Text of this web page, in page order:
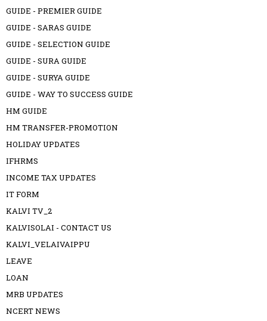
GUIDE - PREMIER GUIDE
GUIDE - SARAS GUIDE
GUIDE - SELECTION GUIDE
GUIDE - SURA GUIDE
GUIDE - SURYA GUIDE
GUIDE - WAY TO SUCCESS GUIDE
HM GUIDE
HM TRANSFER-PROMOTION
HOLIDAY UPDATES
IFHRMS
INCOME TAX UPDATES
IT FORM
KALVI TV_2
KALVISOLAI - CONTACT US
KALVI_VELAIVAIPPU
LEAVE
LOAN
MRB UPDATES
NCERT NEWS